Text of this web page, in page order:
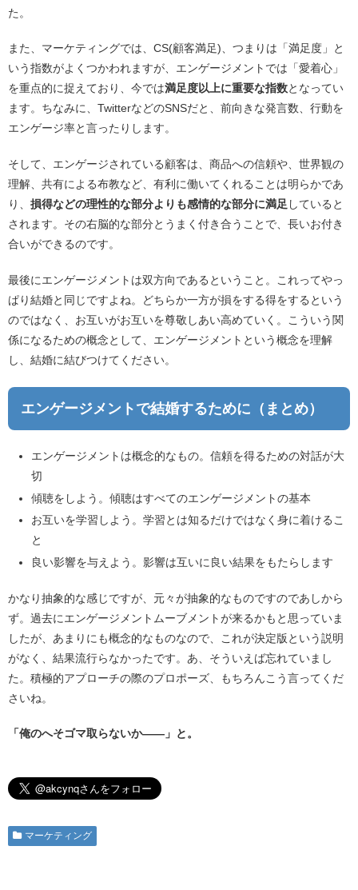
た。
また、マーケティングでは、CS(顧客満足)、つまりは「満足度」と
いう指数がよくつかわれますが、エンゲージメントでは「愛着心」
を重点的に捉えており、今では満足度以上に重要な指数となってい
ます。ちなみに、TwitterなどのSNSだと、前向きな発言数、行動を
エンゲージ率と言ったりします。
そして、エンゲージされている顧客は、商品への信頼や、世界観の
理解、共有による布教など、有利に働いてくれることは明らかであ
り、 損得などの理性的な部分よりも感情的な部分に満足 していると
されます。その右脳的な部分とうまく付き合うことで、長いお付き
合いができるのです。
最後にエンゲージメントは双方向であるということ。これってやっ
ぱり結婚と同じですよね。どちらか一方が損をする得をするという
のではなく、お互いがお互いを尊敬しあい高めていく。こういう関
係になるための概念として、エンゲージメントという概念を理解
し、結婚に結びつけてください。
エンゲージメントで結婚するために（まとめ）
エンゲージメントは概念的なもの。信頼を得るための対話が大
切
傾聴をしよう。傾聴はすべてのエンゲージメントの基本
お互いを学習しよう。学習とは知るだけではなく身に着けるこ
と
良い影響を与えよう。影響は互いに良い結果をもたらします
かなり抽象的な感じですが、元々が抽象的なものですのであしから
ず。過去にエンゲージメントムーブメントが来るかもと思っていま
したが、あまりにも概念的なものなので、これが決定版という説明
がなく、結果流行らなかったです。あ、そういえば忘れていまし
た。積極的アプローチの際のプロポーズ、もちろんこう言ってくだ
さいね。
「俺のへそゴマ取らないか――」と。
マーケティング